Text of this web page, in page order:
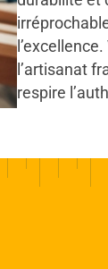
l’artisanat
respire